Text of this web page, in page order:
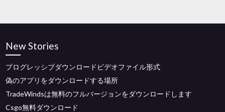
New Stories
プログレッシブダウンロードビデオファイル形式
偽のアプリをダウンロードする場所
TradeWindsは無料のフルバージョンをダウンロードします
Csgo無料ダウンロード